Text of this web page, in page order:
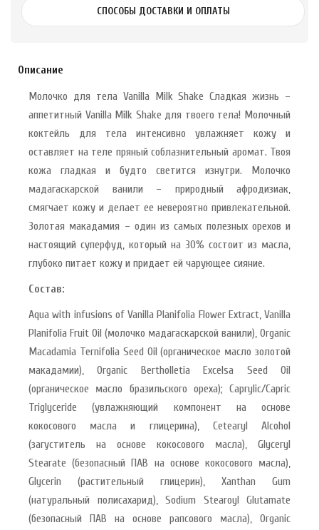
СПОСОБЫ ДОСТАВКИ И ОПЛАТЫ
Описание
Молочко для тела Vanilla Milk Shake Сладкая жизнь –
аппетитный Vanilla Milk Shake для твоего тела! Молочный
коктейль для тела интенсивно увлажняет кожу и
оставляет на теле пряный соблазнительный аромат. Твоя
кожа гладкая и будто светится изнутри. Молочко
мадагаскарской ванили – природный афродизиак,
смягчает кожу и делает ее невероятно привлекательной.
Золотая макадамия – один из самых полезных орехов и
настоящий суперфуд, который на 30% состоит из масла,
глубоко питает кожу и придает ей чарующее сияние.
Состав:
Aqua with infusions of Vanilla Planifolia Flower Extract, Vanilla
Planifolia Fruit Oil (молочко мадагаскарской ванили), Organic
Macadamia Ternifolia Seed Oil (органическое масло золотой
макадамии), Organic Bertholletia Excelsa Seed Oil
(органическое масло бразильского ореха); Caprylic/Capric
Triglyceride (увлажняющий компонент на основе
кокосового масла и глицерина), Cetearyl Alcohol
(загуститель на основе кокосового масла), Glyceryl
Stearate (безопасный ПАВ на основе кокосового масла),
Glycerin (растительный глицерин), Xanthan Gum
(натуральный полисахарид), Sodium Stearoyl Glutamate
(безопасный ПАВ на основе рапсового масла), Organic